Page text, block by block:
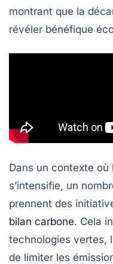
montrant que la
révéler bénéfique
Dans un contexte
s’intensifie, un
prennent des
bilan carbone. Cela
technologies vertes,
de limiter les